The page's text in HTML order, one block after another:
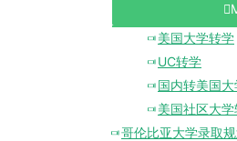
美国大学转学
UC转学
国内转美国大
美国社区大
哥伦比亚大学录取